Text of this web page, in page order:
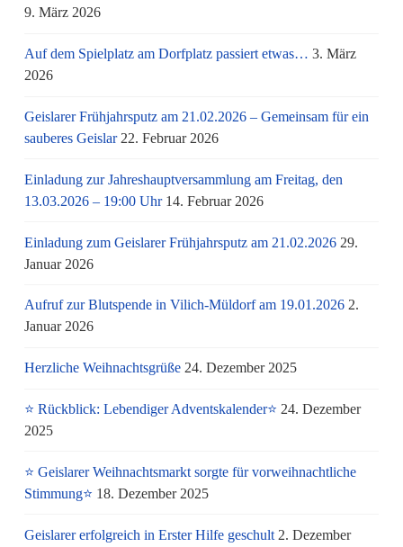
9. März 2026
Auf dem Spielplatz am Dorfplatz passiert etwas… 3. März
2026
Geislarer Frühjahrsputz am 21.02.2026 – Gemeinsam für ein
sauberes Geislar 22. Februar 2026
Einladung zur Jahreshauptversammlung am Freitag, den
13.03.2026 – 19:00 Uhr 14. Februar 2026
Einladung zum Geislarer Frühjahrsputz am 21.02.2026 29.
Januar 2026
Aufruf zur Blutspende in Vilich-Müldorf am 19.01.2026 2.
Januar 2026
Herzliche Weihnachtsgrüße 24. Dezember 2025
⭐ Rückblick: Lebendiger Adventskalender⭐ 24. Dezember
2025
⭐ Geislarer Weihnachtsmarkt sorgte für vorweihnachtliche
Stimmung⭐ 18. Dezember 2025
Geislarer erfolgreich in Erster Hilfe geschult 2. Dezember